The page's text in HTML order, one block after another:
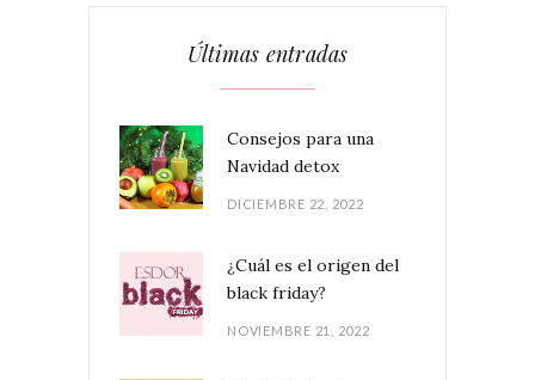
Últimas entradas
Consejos para una
Navidad detox
DICIEMBRE 22, 2022
¿Cuál es el origen del
black friday?
NOVIEMBRE 21, 2022